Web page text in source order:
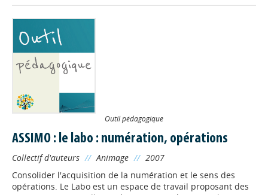
Outil pédagogique
ASSIMO : le labo : numération, opérations
Collectif d'auteurs // Animage // 2007
Consolider l'acquisition de la numération et le sens des
opérations. Le Labo est un espace de travail proposant des
Déposer une actu !
Accéder à son compte - (Se
déconnecter)